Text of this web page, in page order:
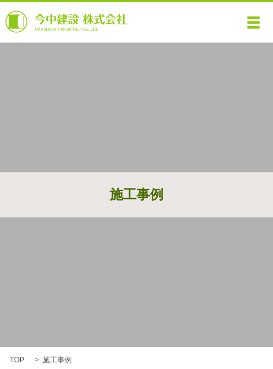
メ
施工事例
TOP 施工事例